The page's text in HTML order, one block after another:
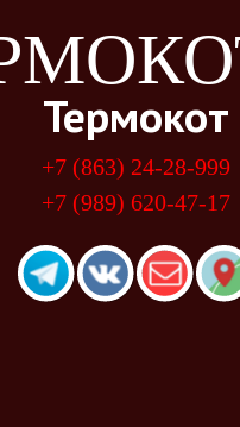
Термокот
+7 (863) 24-28-999
+7 (989) 620-47-17